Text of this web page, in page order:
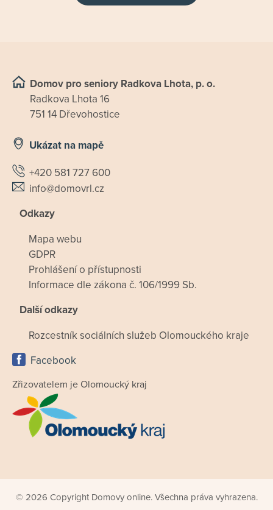
Domov pro seniory Radkova Lhota, p. o.
Radkova Lhota 16
751 14 Dřevohostice
Ukázat na mapě
+420 581 727 600
info@domovrl.cz
Odkazy
Mapa webu
GDPR
Prohlášení o přístupnosti
Informace dle zákona č. 106/1999 Sb.
Další odkazy
Rozcestník sociálních služeb Olomouckého kraje
Facebook
Zřizovatelem je Olomoucký kraj
© 2026 Copyright Domovy online. Všechna práva vyhrazena.